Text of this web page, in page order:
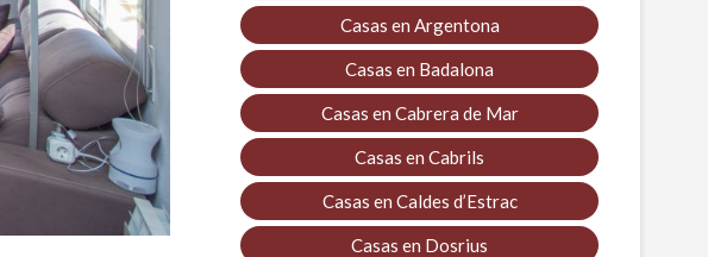
Casas en Argentona
Casas en Badalona
Casas en Cabrera de Mar
Casas en Cabrils
Casas en Caldes d’Estrac
Casas en Dosrius